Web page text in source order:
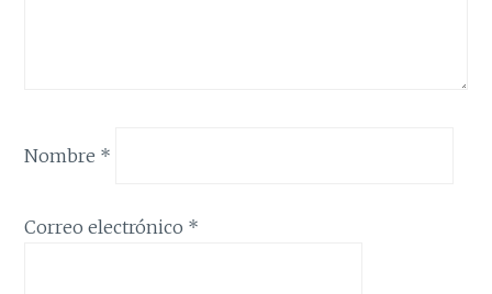
Nombre *
Correo electrónico *